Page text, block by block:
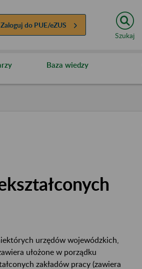
Zaloguj do PUE/eZUS
Szukaj
Baza wiedzy
urzędów wojewódzkich,
ułożone w porządku
zakładów pracy (zawiera